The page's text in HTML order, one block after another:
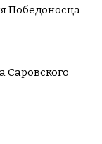
Победоносца
Саровского